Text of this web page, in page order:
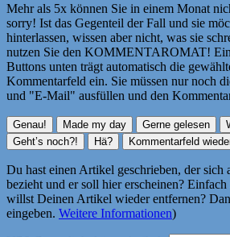
Mehr als 5x können Sie in einem Monat
sorry! Ist das Gegenteil der Fall und sie
hinterlassen, wissen aber nicht, was sie
nutzen Sie den KOMMENTAROMAT!
Buttons unten trägt automatisch die
Kommentarfeld ein. Sie müssen nur noch
und "E-Mail" ausfüllen und den
Du hast einen Artikel geschrieben, der sich
bezieht und er soll hier erscheinen?
willst Deinen Artikel wieder entfernen?
eingeben. Weitere Informationen)